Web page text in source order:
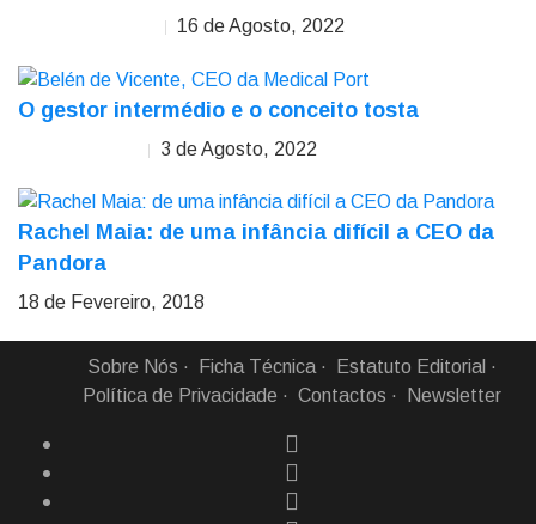
16 de Agosto, 2022
O gestor intermédio e o conceito tosta
3 de Agosto, 2022
Rachel Maia: de uma infância difícil a CEO da
Pandora
18 de Fevereiro, 2018
Sobre Nós Ficha Técnica
Estatuto Editorial
Política de Privacidade
Contactos Newsletter